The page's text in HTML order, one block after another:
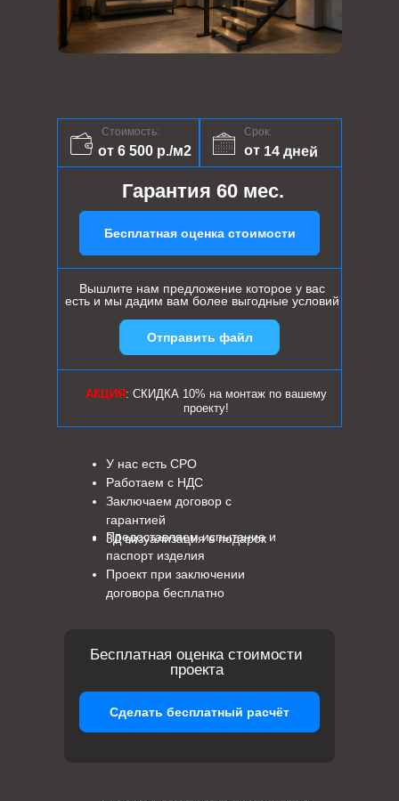
Срок:
от 14 дней
Стоимость:
от 6 500 р./м2
Гарантия 60 мес.
Бесплатная оценка стоимости
Вышлите нам предложение которое у вас
есть и мы дадим вам более выгодные условий
АКЦИЯ : СКИДКА 10% на монтаж по вашему
проекту!
Предоставляем испытание и
паспорт изделия
Проект при заключении
договора бесплатно
У нас есть СРО
Работаем с НДС
Заключаем договор с
гарантией
3Д визуализация в подарок
Отправить файл
Бесплатная оценка стоимости
проекта
Сделать бесплатный расчёт